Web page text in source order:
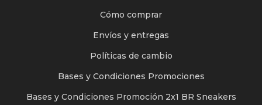
Cómo comprar
Envíos y entregas
Políticas de cambio
Bases y Condiciones Promociones
Bases y Condiciones Promoción 2x1 BR Sneakers